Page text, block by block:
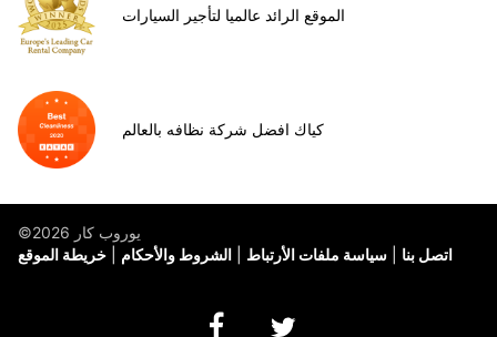
الموقع الرائد عالميا لتأجير السيارات
كياك افضل شركة نظافه بالعالم
©يوروب كار 2026
خريطة الموقع
الشروط والأحكام سياسة ملفات الأرتباط اتصل بنا